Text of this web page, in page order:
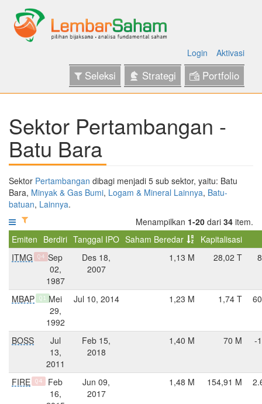
Login Aktivasi
Seleksi Strategi Portfolio
Sektor Pertambangan -
Batu Bara
Sektor Pertambangan dibagi menjadi 5 sub sektor, yaitu: Batu
Bara, Minyak & Gas Bumi, Logam & Mineral Lainnya, Batu-
batuan, Lainnya.
Menampilkan 1-20 dari 34 item.
Emiten Berdiri Tanggal IPO Saham Beredar
Kapitalisasi
ITMG
Q4 Sep
02,
1987
Des 18,
2007
1,13 M 28,02 T
MBAP Q1
Mei
29,
1992
Jul 10, 2014 1,23 M 1,74 T
BOSS
Jul
13,
2011
Feb 15,
2018
1,40 M 70 M -
FIRE Q4
Feb
16,
Jun 09,
2017
1,48 M 154,91 M